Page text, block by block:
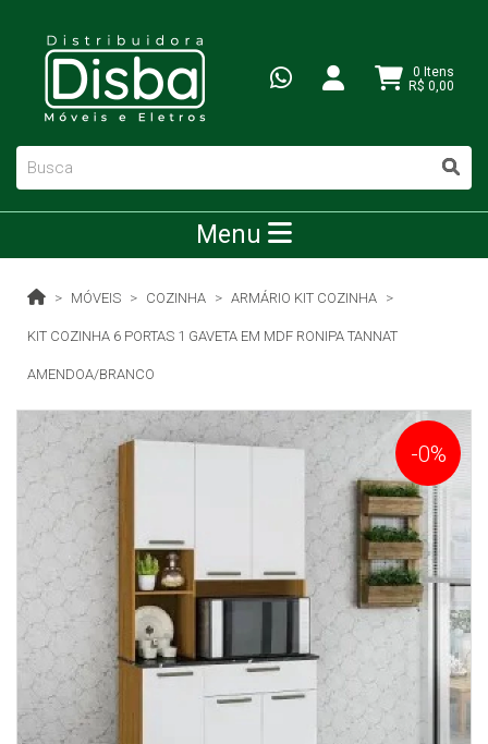
0 Itens
R$ 0,00
Menu
MÓVEIS COZINHA ARMÁRIO KIT COZINHA
KIT COZINHA 6 PORTAS 1 GAVETA EM MDF RONIPA TANNAT
AMENDOA/BRANCO
-0%